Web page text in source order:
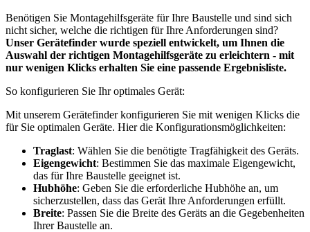
Benötigen Sie Montagehilfsgeräte für Ihre Baustelle und sind sich
nicht sicher, welche die richtigen für Ihre Anforderungen sind?
Unser Gerätefinder wurde speziell entwickelt, um Ihnen die
Auswahl der richtigen Montagehilfsgeräte zu erleichtern - mit
nur wenigen Klicks erhalten Sie eine passende Ergebnisliste.
So konfigurieren Sie Ihr optimales Gerät:
Mit unserem Gerätefinder konfigurieren Sie mit wenigen Klicks die
für Sie optimalen Geräte. Hier die Konfigurationsmöglichkeiten:
Traglast: Wählen Sie die benötigte Tragfähigkeit des Geräts.
Eigengewicht: Bestimmen Sie das maximale Eigengewicht,
das für Ihre Baustelle geeignet ist.
Hubhöhe: Geben Sie die erforderliche Hubhöhe an, um
sicherzustellen, dass das Gerät Ihre Anforderungen erfüllt.
Breite: Passen Sie die Breite des Geräts an die Gegebenheiten
Ihrer Baustelle an.